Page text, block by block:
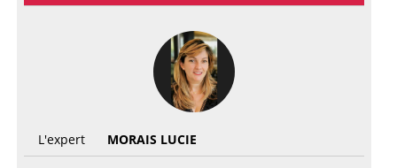
L'expert
MORAIS LUCIE